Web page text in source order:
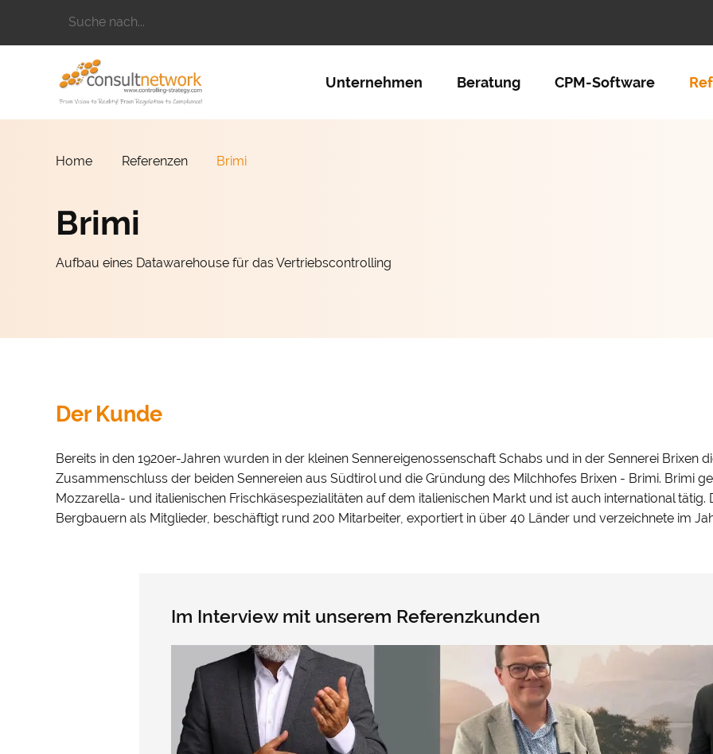
Unternehmen Beratung CPM-Software
Home Referenzen Brimi
Brimi
Aufbau eines Datawarehouse für das Vertriebscontrolling
Der Kunde
Bereits in den 1920er-Jahren wurden in der kleinen Sennereigenossenschaft Schabs und in der Sennerei Brixen
Zusammenschluss der beiden Sennereien aus Südtirol und die Gründung des Milchhofes Brixen - Brimi. Brimi
Mozzarella- und italienischen Frischkäsespezialitäten auf dem italienischen Markt und ist auch international
Bergbauern als Mitglieder, beschäftigt rund 200 Mitarbeiter, exportiert in über 40 Länder und verzeichnete im
Im Interview mit unserem Referenzkunden